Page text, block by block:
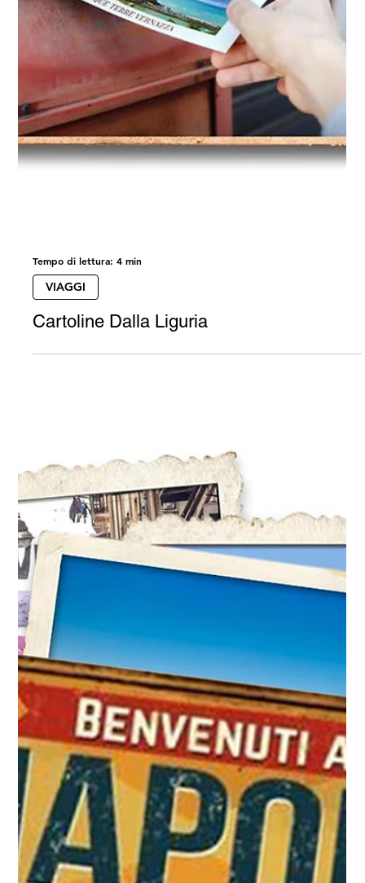
Tempo di lettura: 4 min
VIAGGI
Cartoline Dalla Liguria